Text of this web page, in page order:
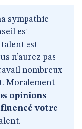
sympathie
est
est
n’aurez pas
nombreux
Moralement
opinions
votre